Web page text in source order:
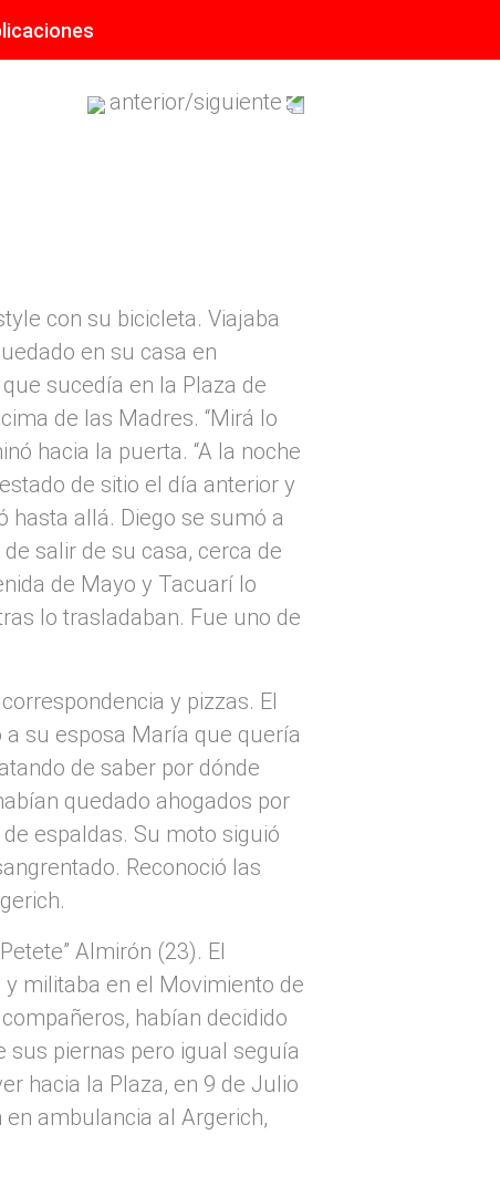
anterior/siguiente
con su bicicleta. Viajaba
en su casa en
sucedía en la Plaza de
de las Madres. “Mirá lo
hacia la puerta. “A la noche
de sitio el día anterior y
hasta allá. Diego se sumó a
salir de su casa, cerca de
de Mayo y Tacuarí lo
lo trasladaban. Fue uno de
y pizzas. El
su esposa María que quería
de saber por dónde
quedado ahogados por
espaldas. Su moto siguió
Reconoció las
Almirón (23). El
militaba en el Movimiento de
habían decidido
sus piernas pero igual seguía
hacia la Plaza, en 9 de Julio
ambulancia al Argerich,